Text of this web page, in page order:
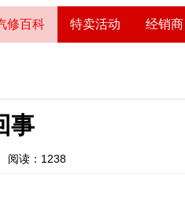
修百科 特卖活动 经销商
事
阅读：1238